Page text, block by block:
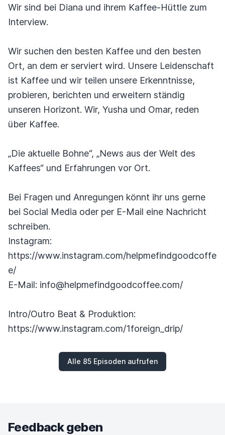
Wir sind bei Diana und ihrem Kaffee-Hüttle zum
Interview.
Wir suchen den besten Kaffee und den besten
Ort, an dem er serviert wird. Unsere Leidenschaft
ist Kaffee und wir teilen unsere Erkenntnisse,
probieren, berichten und erweitern ständig
unseren Horizont. Wir, Yusha und Omar, reden
über Kaffee.
„Die aktuelle Bohne“, „News aus der Welt des
Kaffees“ und Erfahrungen vor Ort.
Bei Fragen und Anregungen könnt ihr uns gerne
bei Social Media oder per E-Mail eine Nachricht
schreiben.
Instagram:
https://www.instagram.com/helpmefindgoodcoffe
e/
E-Mail: info@helpmefindgoodcoffee.com/
Intro/Outro Beat & Produktion:
https://www.instagram.com/1foreign_drip/
Alle 85 Episoden aufrufen
Feedback geben